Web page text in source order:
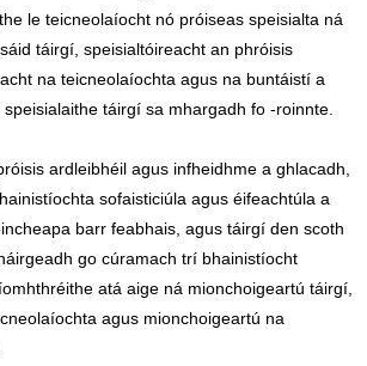
le teicneolaíocht nó próiseas speisialta ná
táirgí, speisialtóireacht an phróisis
na teicneolaíochta agus na buntáistí a
táirgí sa mhargadh fo -roinnte.
ardleibhéil agus infheidhme a ghlacadh,
sofaisticiúla agus éifeachtúla a
barr feabhais, agus táirgí den scoth
go cúramach trí bhainistíocht
atá aige ná mionchoigeartú táirgí,
agus mionchoigeartú na